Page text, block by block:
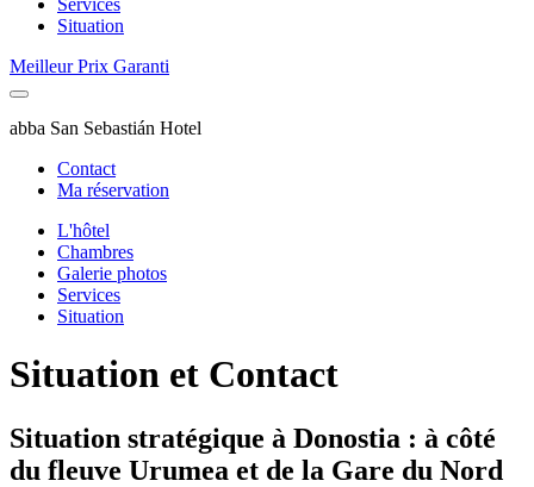
Services
Situation
Meilleur Prix Garanti
abba San Sebastián Hotel
Contact
Ma réservation
L'hôtel
Chambres
Galerie photos
Services
Situation
Situation et Contact
Situation stratégique à Donostia : à côté
du fleuve Urumea et de la Gare du Nord